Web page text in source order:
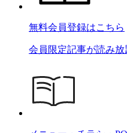
無料会員登録はこちら
会員限定記事が読み